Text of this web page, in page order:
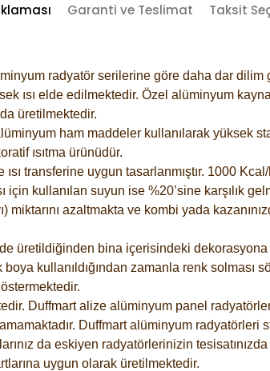
Garanti ve Teslimat Taksit
radyatör serilerine göre daha dar
ısı elde edilmektedir. Özel alüminyum
üretilmektedir.
ham maddeler kullanılarak yüksek
ısıtma ürünüdür.
transferine uygun tasarlanmıştır. 1000
kullanılan suyun ise %20’sine karşılık
miktarını azaltmakta ve kombi yada
üretildiğinden bina içerisindeki
kullanıldığından zamanla renk solması
Duffmart alize alüminyum panel
Duffmart alüminyum
da eskiyen radyatörlerinizin
uygun olarak üretilmektedir.